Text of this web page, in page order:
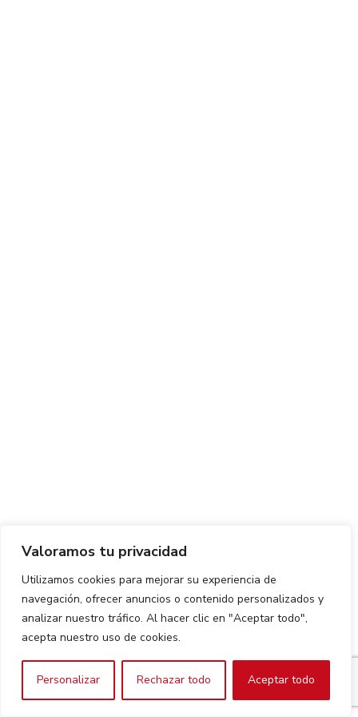
Valoramos tu privacidad
Utilizamos cookies para mejorar su experiencia de
navegación, ofrecer anuncios o contenido personalizados y
analizar nuestro tráfico. Al hacer clic en "Aceptar todo",
acepta nuestro uso de cookies.
Personalizar Rechazar todo Aceptar todo